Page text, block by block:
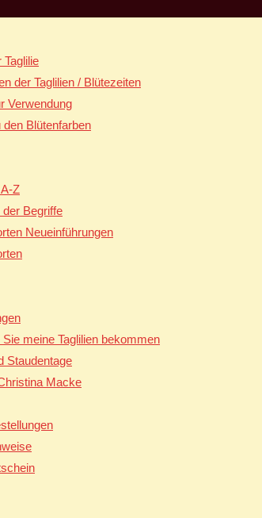
Taglilie
der Taglilien / Blütezeiten
Verwendung
Blütenfarben
Z
Begriffe
Neueinführungen
meine Taglilien bekommen
Staudentage
Macke